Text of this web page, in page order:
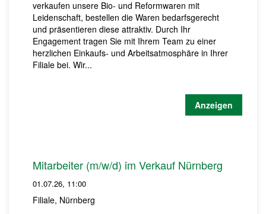
verkaufen unsere Bio- und Reformwaren mit
Leidenschaft, bestellen die Waren bedarfsgerecht
und präsentieren diese attraktiv. Durch Ihr
Engagement tragen Sie mit Ihrem Team zu einer
herzlichen Einkaufs- und Arbeitsatmosphäre in Ihrer
Filiale bei. Wir...
Anzeigen
Mitarbeiter (m/w/d) im Verkauf Nürnberg
01.07.26, 11:00
Filiale, Nürnberg